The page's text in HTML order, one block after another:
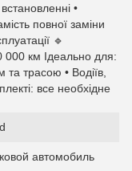
•
повної заміни
🔹
000 км Ідеально для:
та трасою • Водіїв,
все необхідне
автомобиль